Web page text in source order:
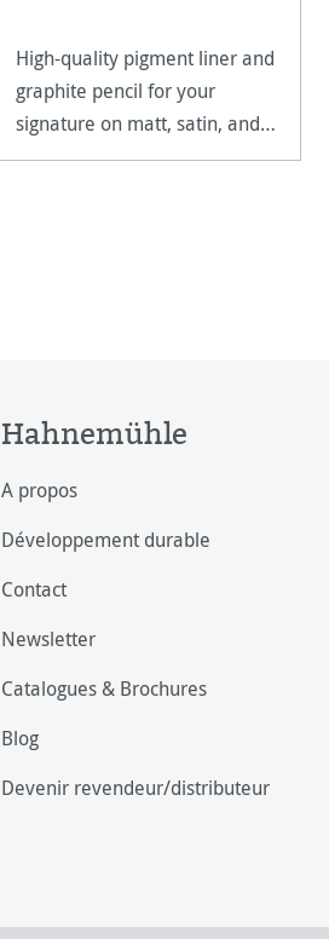
High-quality pigment liner and
graphite pencil for your
signature on matt, satin, and
high-gloss paper surfaces.
Hahnemühle
A propos
Développement durable
Contact
Newsletter
Catalogues & Brochures
Blog
Devenir revendeur/distributeur